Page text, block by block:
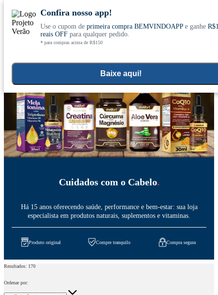
Conheça nosso site novo! E comemore com 0
Confira nosso app!
Use o cupom de primeira compra BEMVINDOAPPe ganhe
reais OFFpara qualquer pedido.
* para compras acima de R$150
Baixe aqui!
Home>Aromaterapia e Cuidados Pessoais
Cuidados com o Cabelo.
Há 15 anos oferecendo saúde, performance e bem-estar: sua loja
especialista em produtos naturais, suplementos e vitaminas.
Produto original Compre tranquilo Compra segura
Resultados: 170
Ordenar por: